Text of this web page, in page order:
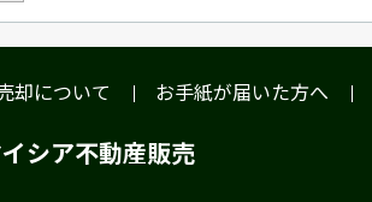
却について お手紙が届いた方へ
シア不動産販売